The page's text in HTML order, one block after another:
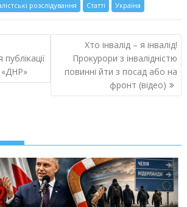
розслідування Статті Україна
«ДНР»
Хто інвалід – я інвалід!
Прокурори з інвалідністю
повинні йти з посад або на
фронт (відео)